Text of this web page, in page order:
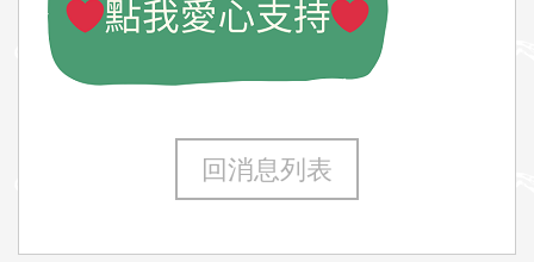
回消息列表